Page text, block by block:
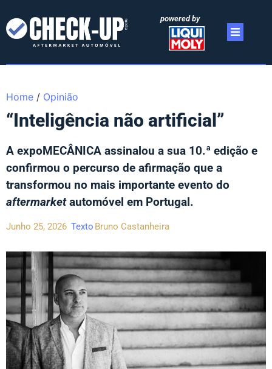
powered by
Home / Opinião
“Inteligência não artificial”
A expoMECÂNICA assinalou a sua 10.ª edição e
confirmou o percurso de afirmação que a
transformou no mais importante evento do
aftermarketautomóvel em Portugal.
Junho 25, 2026 Texto Bruno Castanheira